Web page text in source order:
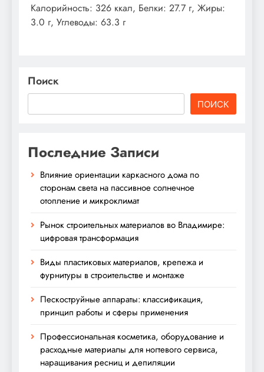
Калорийность: 326 ккал, Белки: 27.7 г, Жиры:
3.0 г, Углеводы: 63.3 г
Поиск
ПОИСК
Последние Записи
Влияние ориентации каркасного дома по
сторонам света на пассивное солнечное
отопление и микроклимат
Рынок строительных материалов во Владимире:
цифровая трансформация
Виды пластиковых материалов, крепежа и
фурнитуры в строительстве и монтаже
Пескоструйные аппараты: классификация,
принцип работы и сферы применения
Профессиональная косметика, оборудование и
расходные материалы для ногтевого сервиса,
наращивания ресниц и депиляции